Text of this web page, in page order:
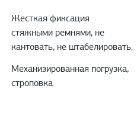
Жесткая фиксация
стяжными ремнями, не
кантовать, не штабелировать.
Механизированная погрузка,
строповка